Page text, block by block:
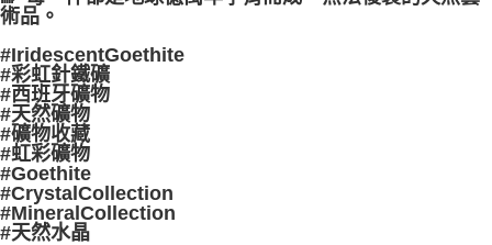
術品。
#IridescentGoethite
#彩虹針鐵礦
#西班牙礦物
#天然礦物
#礦物收藏
#虹彩礦物
#Goethite
#CrystalCollection
#MineralCollection
#天然水晶